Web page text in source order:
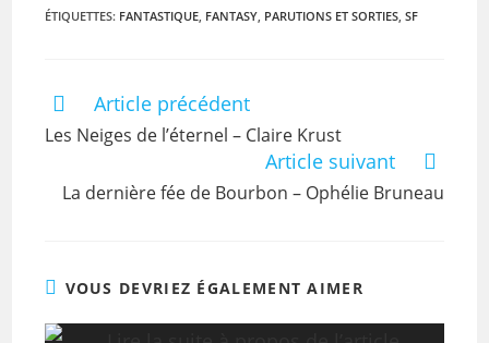
ÉTIQUETTES: FANTASTIQUE, FANTASY, PARUTIONS ET SORTIES, SF
Article précédent
Les Neiges de l’éternel – Claire Krust
Article suivant
La dernière fée de Bourbon – Ophélie Bruneau
VOUS DEVRIEZ ÉGALEMENT AIMER